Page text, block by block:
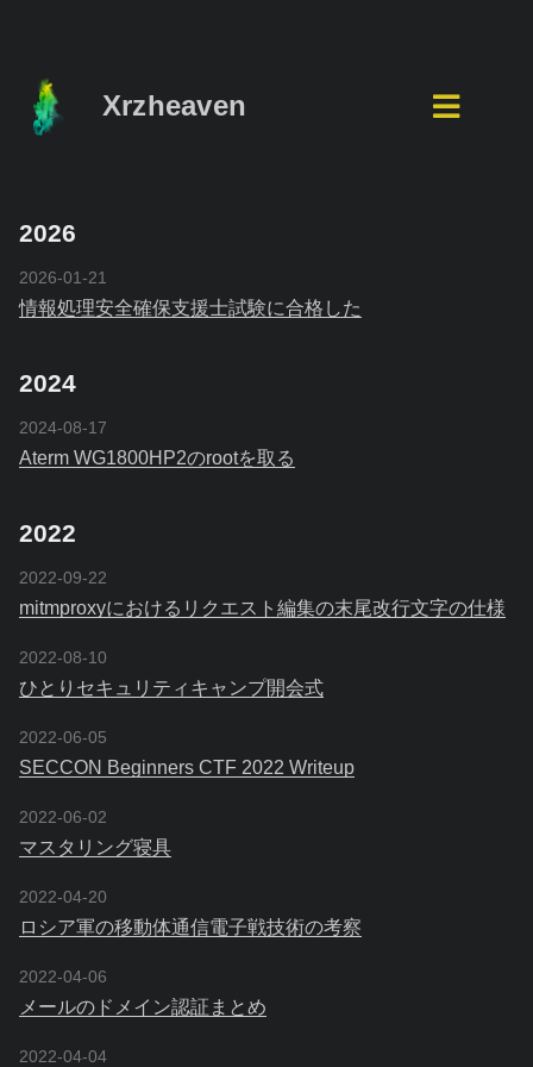
Xrzheaven
2026
2026-01-21
情報処理安全確保支援士試験に合格した
2024
2024-08-17
Aterm WG1800HP2のrootを取る
2022
2022-09-22
mitmproxyにおけるリクエスト編集の末尾改行文字の仕様
2022-08-10
ひとりセキュリティキャンプ開会式
2022-06-05
SECCON Beginners CTF 2022 Writeup
2022-06-02
マスタリング寝具
2022-04-20
ロシア軍の移動体通信電子戦技術の考察
2022-04-06
メールのドメイン認証まとめ
2022-04-04